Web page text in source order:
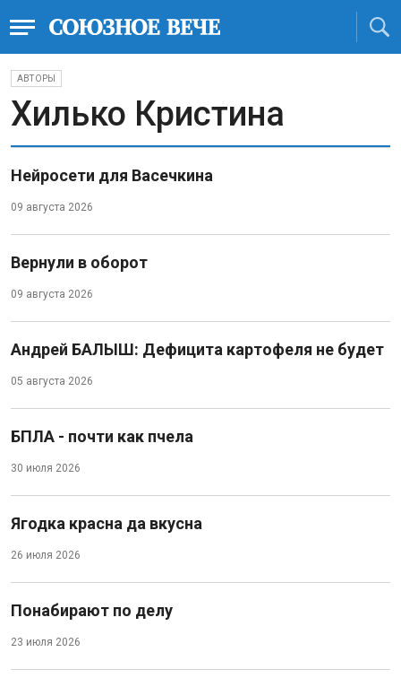
АВТОРЫ
Хилько Кристина
Нейросети для Васечкина
09 августа 2026
Вернули в оборот
09 августа 2026
Андрей БАЛЫШ: Дефицита картофеля не будет
05 августа 2026
БПЛА - почти как пчела
30 июля 2026
Ягодка красна да вкусна
26 июля 2026
Понабирают по делу
23 июля 2026